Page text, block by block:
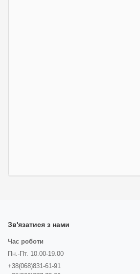
Зв'язатися з нами
Час роботи
Пн.-Пт. 10.00-19.00
+38(068)831-61-91